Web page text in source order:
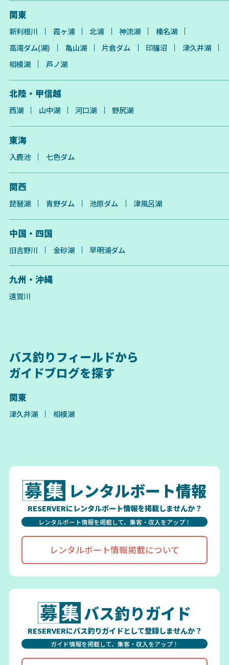
関東
新利根川 霞ヶ浦 北浦 神流湖
榛名湖
高滝ダム(湖)
亀山湖 片倉ダム 印旛沼
津久井湖
相模湖
芦ノ湖
北陸・甲信越
西湖 山中湖 河口湖 野尻湖
東海
入鹿池 七色ダム
関西
琵琶湖 青野ダム 池原ダム 津風呂湖
中国・四国
旧吉野川 金砂湖 早明浦ダム
九州・沖縄
遠賀川
バス釣りフィールドから
ガイドブログを探す
関東
津久井湖 相模湖
レンタルボート情報
RESERVERにレンタルボート情報を掲載しませんか？
レンタルボート情報を掲載して、集客・収入をアップ！
レンタルボート情報掲載について
バス釣りガイド
RESERVERにバス釣りガイドとして登録しませんか？
ガイド情報を掲載して、集客・収入をアップ！